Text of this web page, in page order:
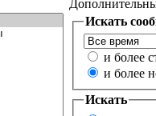
Искать
и более
и более
Искать